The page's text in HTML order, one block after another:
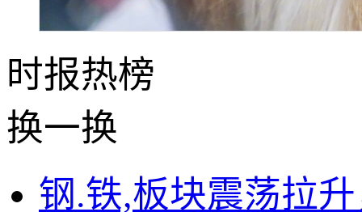
时报热榜
换一换
钢.铁,板块震荡拉